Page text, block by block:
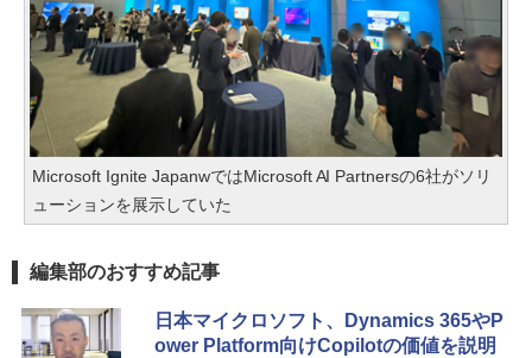
Microsoft Ignite JapanwではMicrosoft AI Partnersの6社がソリ
ューションを展示していた
編集部のおすすめ記事
日本マイクロソフト、Dynamics 365やP
ower Platform向けCopilotの価値を説明